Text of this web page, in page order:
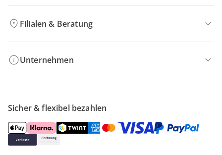
Filialen & Beratung
Unternehmen
Sicher & flexibel bezahlen